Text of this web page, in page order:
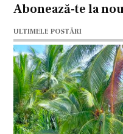
Abonează-te la
ULTIMELE POSTĂRI